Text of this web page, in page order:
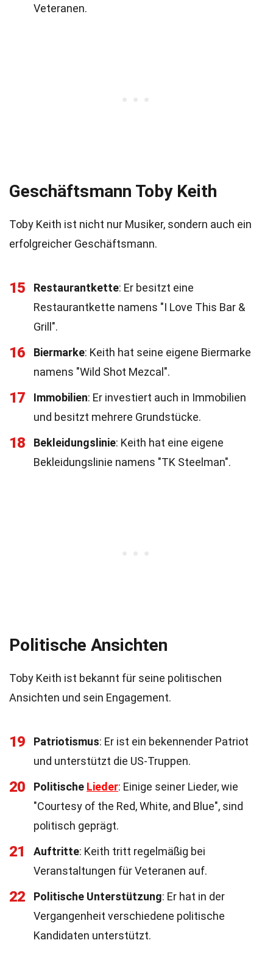
Veteranen.
Geschäftsmann Toby Keith
Toby Keith ist nicht nur Musiker, sondern auch ein
erfolgreicher Geschäftsmann.
15 Restaurantkette: Er besitzt eine
Restaurantkette namens "I Love This Bar &
Grill".
16 Biermarke: Keith hat seine eigene Biermarke
namens "Wild Shot Mezcal".
17 Immobilien: Er investiert auch in Immobilien
und besitzt mehrere Grundstücke.
18 Bekleidungslinie: Keith hat eine eigene
Bekleidungslinie namens "TK Steelman".
Politische Ansichten
Toby Keith ist bekannt für seine politischen
Ansichten und sein Engagement.
19 Patriotismus: Er ist ein bekennender Patriot
und unterstützt die US-Truppen.
20 Politische Lieder: Einige seiner Lieder, wie
"Courtesy of the Red, White, and Blue", sind
politisch geprägt.
21 Auftritte: Keith tritt regelmäßig bei
Veranstaltungen für Veteranen auf.
22 Politische Unterstützung: Er hat in der
Vergangenheit verschiedene politische
Kandidaten unterstützt.